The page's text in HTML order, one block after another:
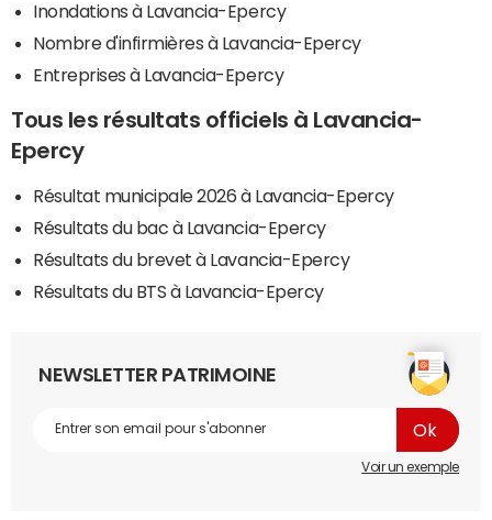
Inondations à Lavancia-Epercy
Nombre d'infirmières à Lavancia-Epercy
Entreprises à Lavancia-Epercy
Tous les résultats officiels à Lavancia-
Epercy
Résultat municipale 2026 à Lavancia-Epercy
Résultats du bac à Lavancia-Epercy
Résultats du brevet à Lavancia-Epercy
Résultats du BTS à Lavancia-Epercy
NEWSLETTER PATRIMOINE
Voir un exemple